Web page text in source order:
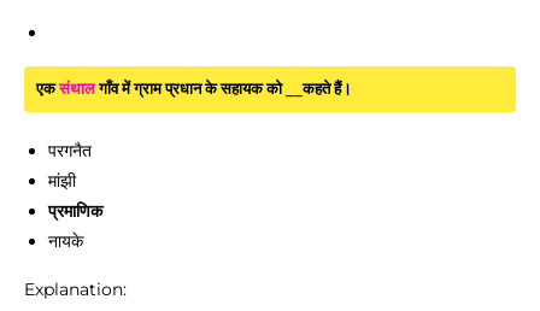
एकसंथालगाँव में ग्राम प्रधान के सहायक को __कहते हैं।
परगनैत
मांझी
प्रमाणिक
नायके
Explanation: